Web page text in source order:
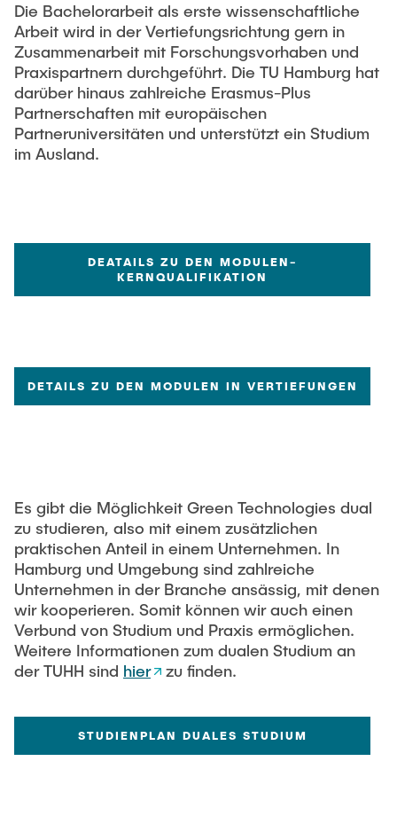
Die Bachelorarbeit als erste wissenschaftliche
Arbeit wird in der Vertiefungsrichtung gern in
Zusammenarbeit mit Forschungsvorhaben und
Praxispartnern durchgeführt. Die TU Hamburg hat
darüber hinaus zahlreiche Erasmus-Plus
Partnerschaften mit europäischen
Partneruniversitäten und unterstützt ein Studium
im Ausland.
DEATAILS ZU DEN MODULEN-
KERNQUALIFIKATION
DETAILS ZU DEN MODULEN IN VERTIEFUNGEN
Es gibt die Möglichkeit Green Technologies dual
zu studieren, also mit einem zusätzlichen
praktischen Anteil in einem Unternehmen. In
Hamburg und Umgebung sind zahlreiche
Unternehmen in der Branche ansässig, mit denen
wir kooperieren. Somit können wir auch einen
Verbund von Studium und Praxis ermöglichen.
Weitere Informationen zum dualen Studium an
der TUHH sind hier zu finden.
STUDIENPLAN DUALES STUDIUM